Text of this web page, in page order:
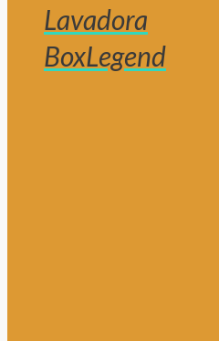
Lavadora
BoxLegend